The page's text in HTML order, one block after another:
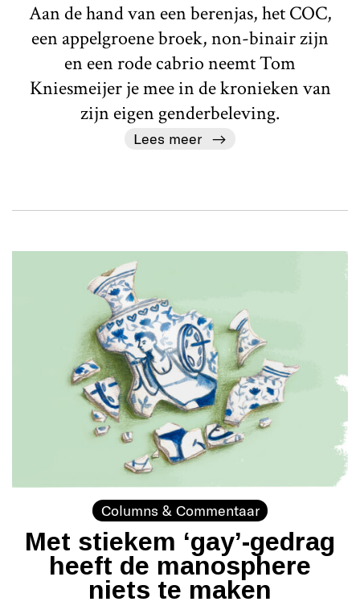
Aan de hand van een berenjas, het COC,
een appelgroene broek, non-binair zijn
en een rode cabrio neemt Tom
Kniesmeijer je mee in de kronieken van
zijn eigen genderbeleving.
Lees meer
Columns & Commentaar
Met stiekem ‘gay’-gedrag
heeft de manosphere
niets te maken